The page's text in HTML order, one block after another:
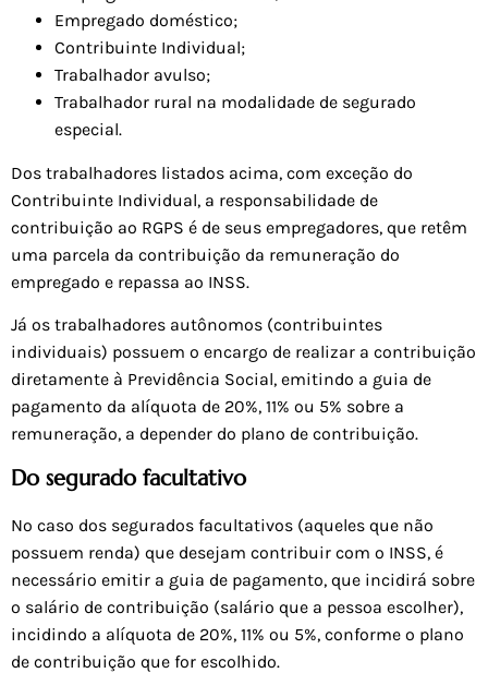
Empregado doméstico;
Contribuinte Individual;
Trabalhador avulso;
Trabalhador rural na modalidade de segurado
especial.
Dos trabalhadores listados acima, com exceção do
Contribuinte Individual, a responsabilidade de
contribuição ao RGPS é de seus empregadores, que retêm
uma parcela da contribuição da remuneração do
empregado e repassa ao INSS.
Já os trabalhadores autônomos (contribuintes
individuais) possuem o encargo de realizar a contribuição
diretamente à Previdência Social, emitindo a guia de
pagamento da alíquota de 20%, 11% ou 5% sobre a
remuneração, a depender do plano de contribuição.
Do segurado facultativo
No caso dos segurados facultativos (aqueles que não
possuem renda) que desejam contribuir com o INSS, é
necessário emitir a guia de pagamento, que incidirá sobre
o salário de contribuição (salário que a pessoa escolher),
incidindo a alíquota de 20%, 11% ou 5%, conforme o plano
de contribuição que for escolhido.